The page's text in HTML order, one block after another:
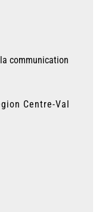
communication
Centre-Val